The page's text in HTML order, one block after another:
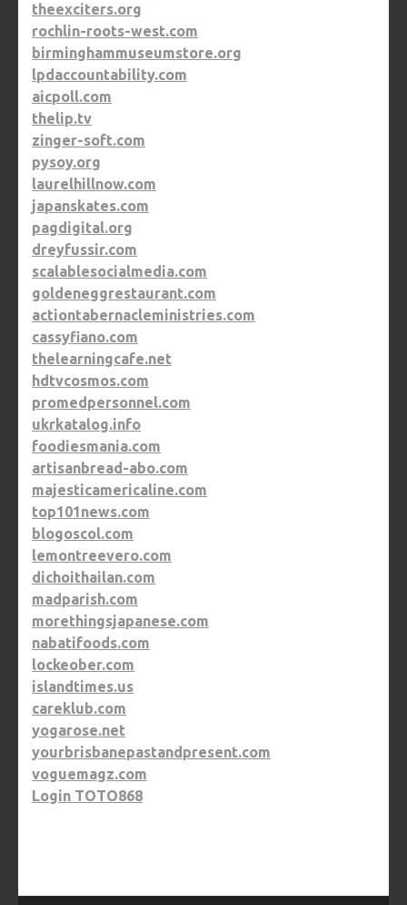
theexciters.org
rochlin-roots-west.com
birminghammuseumstore.org
lpdaccountability.com
aicpoll.com
thelip.tv
zinger-soft.com
pysoy.org
laurelhillnow.com
japanskates.com
pagdigital.org
dreyfussir.com
scalablesocialmedia.com
goldeneggrestaurant.com
actiontabernacleministries.com
cassyfiano.com
thelearningcafe.net
hdtvcosmos.com
promedpersonnel.com
ukrkatalog.info
foodiesmania.com
artisanbread-abo.com
majesticamericaline.com
top101news.com
blogoscol.com
lemontreevero.com
dichoithailan.com
madparish.com
morethingsjapanese.com
nabatifoods.com
lockeober.com
islandtimes.us
careklub.com
yogarose.net
yourbrisbanepastandpresent.com
voguemagz.com
Login TOTO868